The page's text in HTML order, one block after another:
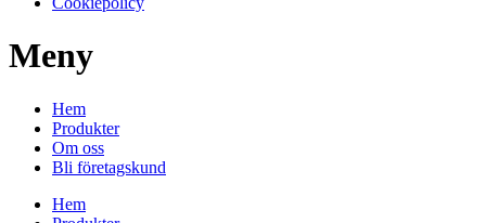
Meny
Hem
Produkter
Om oss
Bli företagskund
Hem